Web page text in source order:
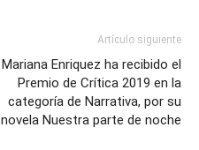
Artículo siguiente
Mariana Enriquez ha recibido el
Premio de Crítica 2019 en la
categoría de Narrativa, por su
novela Nuestra parte de noche